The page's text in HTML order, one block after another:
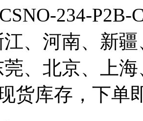
234-
、河南、新
、北京、上
货库存，下单